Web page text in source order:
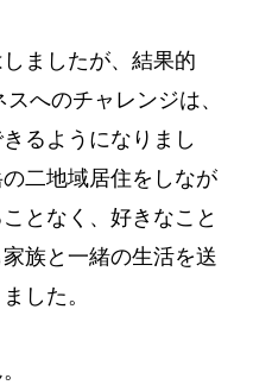
ましたが、結果的
へのチャレンジは、
るようになりまし
二地域居住をしなが
となく、好きなこと
族と一緒の生活を送
した。